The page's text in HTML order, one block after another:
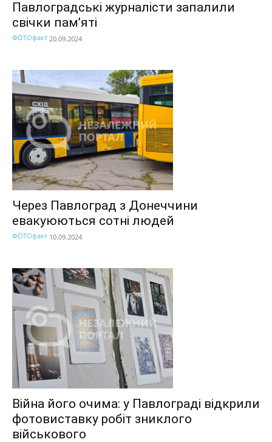
Павлоградські журналісти запалили
свічки пам’яті
ФОТОфакт 20.09.2024
Через Павлоград з Донеччини
евакуюються сотні людей
ФОТОфакт 10.09.2024
Війна його очима: у Павлограді відкрили
фотовиставку робіт зниклого
військового